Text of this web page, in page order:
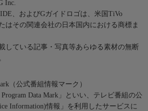
Inc.
、およびGガイドロゴは、米国TiVo
はその関連会社の日本国内における商標ま
している記事・写真等あらゆる素材の無断
（公式番組情報マーク）
Data Mark」といい、テレビ番組の公
Information)情報」を利用したサービスに